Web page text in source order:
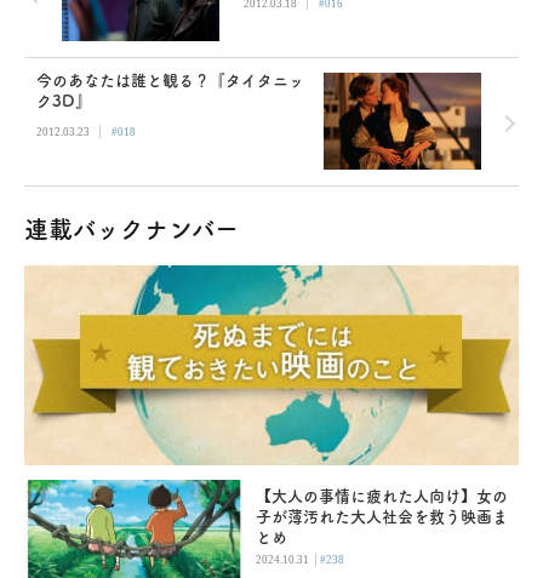
2012.03.18 #016
今のあなたは誰と観る？『タイタニッ
ク3D』
2012.03.23 | #018
連載バックナンバー
【大人の事情に疲れた人向け】女の
子が薄汚れた大人社会を救う映画ま
とめ
2024.10.31 |#238